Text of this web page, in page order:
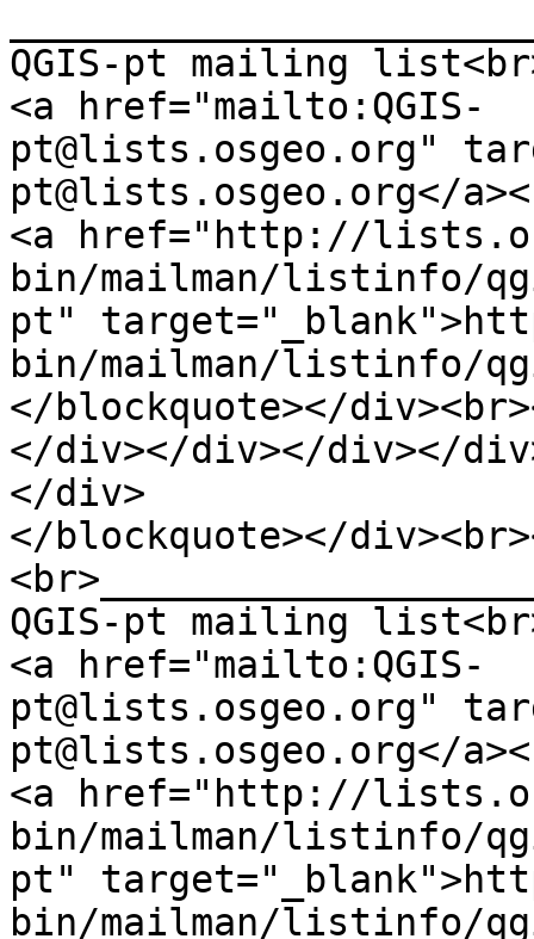
QGIS-pt mailing
<a href="mailto:QGIS-
pt@lists.osgeo.org"
pt@lists.osgeo.org</
<a href="http://
bin/mailman/listinfo/
pt"
bin/mailman/listinfo/
</blockquote></
</div></div></div></
</div>
</blockquote></
QGIS-pt mailing
<a href="mailto:QGIS-
pt@lists.osgeo.org"
pt@lists.osgeo.org</
<a href="http://
bin/mailman/listinfo/
pt"
bin/mailman/listinfo/